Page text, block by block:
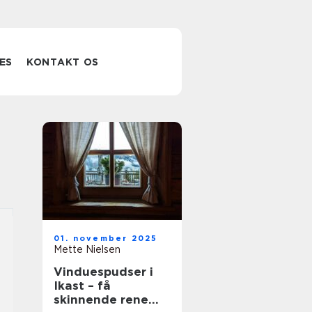
KONTAKT OS
01. november 2025
Mette Nielsen
Vinduespudser i
Ikast – få
skinnende rene